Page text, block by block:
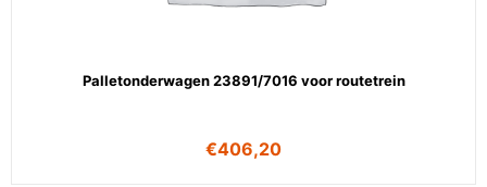
Palletonderwagen 23891/7016 voor routetrein
€406,20